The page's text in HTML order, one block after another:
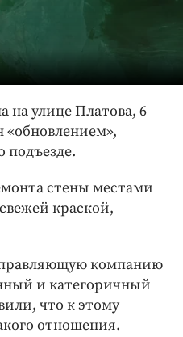
на улице Платова, 6
«обновлением»,
подъезде.
стены местами
краской,
компанию
и категоричный
что к этому
отношения.